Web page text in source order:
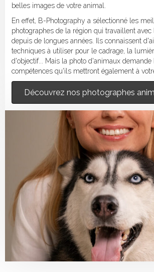
belles images de votre animal.
En effet, B-Photography a sélectionné les
photographes de la région qui travaillent
depuis de longues années. Ils connaissent
techniques à utiliser pour le cadrage, la
d'objectif... Mais la photo d'animaux demande
compétences qu'ils mettront également à
Découvrez nos photographes